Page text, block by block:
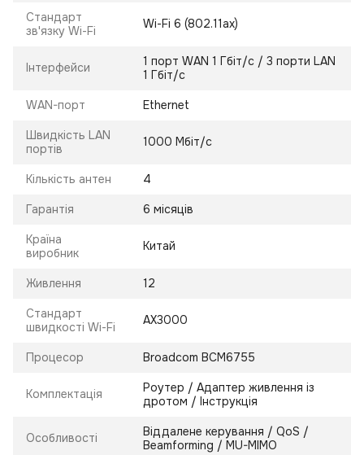
Стандарт
зв'язку Wi-Fi
Wi-Fi 6 (802.11ax)
Інтерфейси
1 порт WAN 1 Гбіт/с / 3 порти LAN
1 Гбіт/с
WAN-порт Ethernet
Швидкість LAN
портів
1000 Мбіт/с
Кількість антен 4
Гарантія 6 місяців
Країна
виробник
Китай
Живлення 12
Стандарт
швидкості Wi-Fi
AX3000
Процесор Broadcom BCM6755
Комплектація
Роутер / Адаптер живлення із
дротом / Інструкція
Особливості
Віддалене керування / QoS /
Beamforming / MU-MIMO